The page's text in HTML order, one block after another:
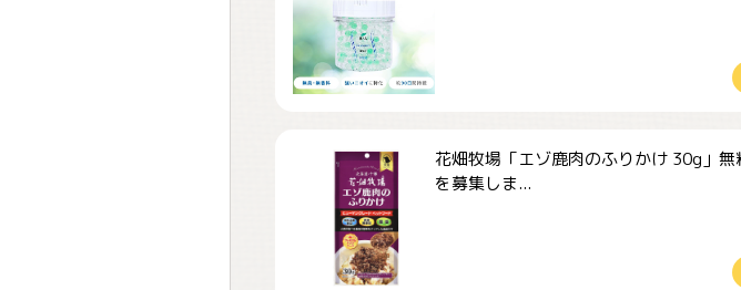
花畑牧場「エゾ鹿肉のふりかけ 30g」無
を募集しま...